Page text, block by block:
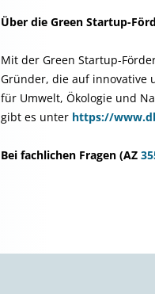
Über die Green Startup-
Mit der Green Startup-
Gründer, die auf innovative
für Umwelt, Ökologie und
gibt es unter https://
Bei fachlichen Fragen (AZ